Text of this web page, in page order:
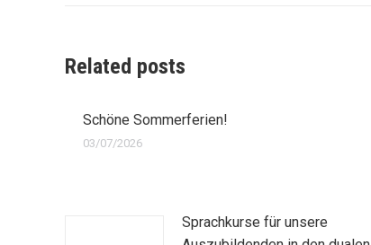
Related posts
Schöne Sommerferien!
03/07/2026
Sprachkurse für unsere